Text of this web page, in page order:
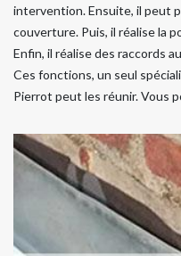
intervention. Ensuite, il peut
couverture. Puis, il réalise la
Enfin, il réalise des raccords
Ces fonctions, un seul
Pierrot peut les réunir. Vous